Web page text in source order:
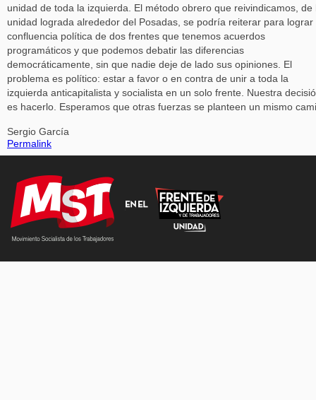
unidad de toda la izquierda. El método obrero que reivindicamos, de
unidad lograda alrededor del Posadas, se podría reiterar para lograr
confluencia política de dos frentes que tenemos acuerdos
programáticos y que podemos debatir las diferencias
democráticamente, sin que nadie deje de lado sus opiniones. El
problema es político: estar a favor o en contra de unir a toda la
izquierda anticapitalista y socialista en un solo frente. Nuestra
es hacerlo. Esperamos que otras fuerzas se planteen un mismo
Sergio García
Permalink